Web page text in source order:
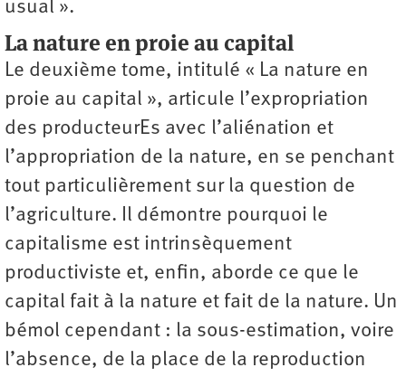
usual ».
La nature en proie au capital
Le deuxième tome, intitulé « La nature en
proie au capital », articule l’expropriation
des producteurEs avec l’aliénation et
l’appropriation de la nature, en se penchant
tout particulièrement sur la question de
l’agriculture. Il démontre pourquoi le
capitalisme est intrinsèquement
productiviste et, enfin, aborde ce que le
capital fait à la nature et fait de la nature. Un
bémol cependant : la sous-estimation, voire
l’absence, de la place de la reproduction